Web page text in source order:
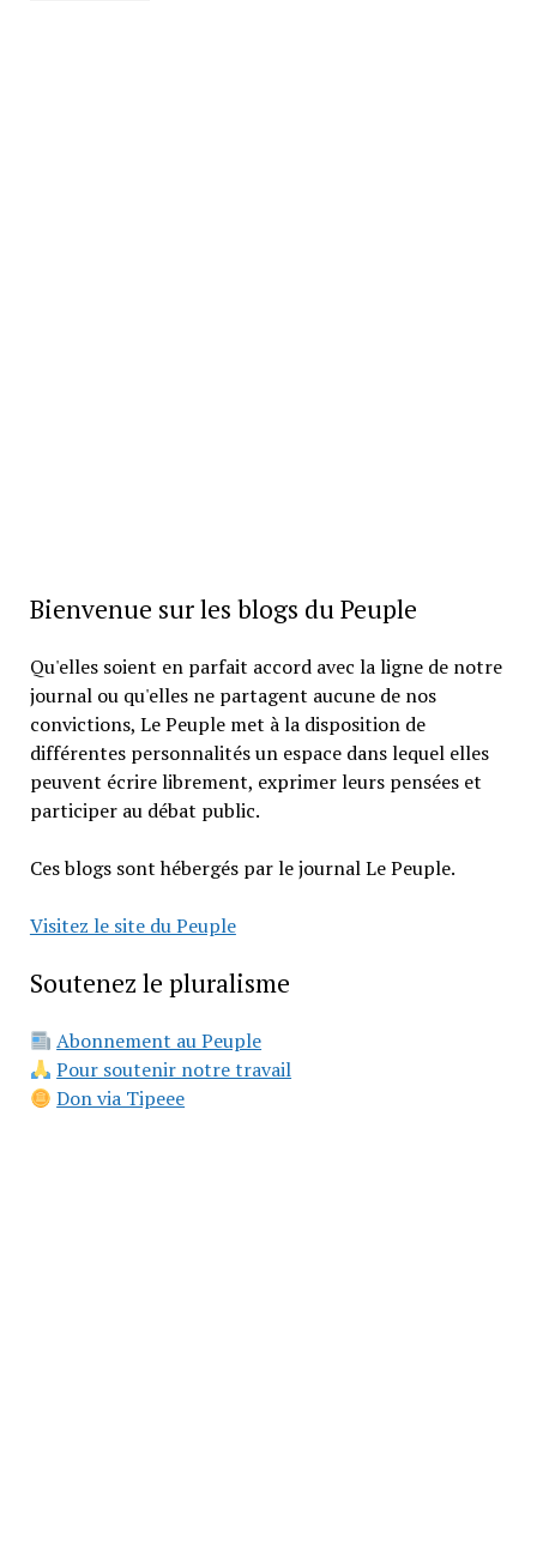
Bienvenue sur les blogs du Peuple
Qu'elles soient en parfait accord avec la ligne de notre
journal ou qu'elles ne partagent aucune de nos
convictions, Le Peuple met à la disposition de
différentes personnalités un espace dans lequel elles
peuvent écrire librement, exprimer leurs pensées et
participer au débat public.
Ces blogs sont hébergés par le journal Le Peuple.
Visitez le site du Peuple
Soutenez le pluralisme
Abonnement au Peuple
Pour soutenir notre travail
Don via Tipeee